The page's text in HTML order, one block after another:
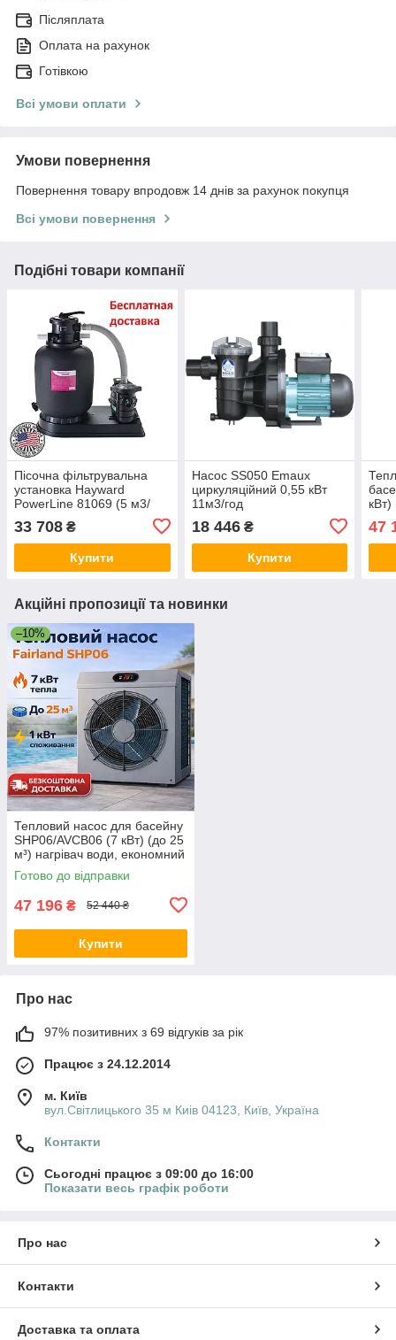
Післяплата
Оплата на рахунок
Готівкою
Всі умови оплати
Умови повернення
Повернення товару впродовж 14 днів за рахунок покупця
Всі умови повернення
Подібні товари компанії
Пісочна фільтрувальна
установка Hayward
PowerLine 81069 (5 м3/
33 708 ₴
Купити
Насос SS050 Emaux
циркуляційний 0,55 кВт
11м3/год
18 446₴
Купити
кВт)
47
Акційні пропозиції та новинки
–10%
Тепловий насос для басейну
SHP06/AVCB06 (7 кВт) (до 25
м³) нагрівач води, економний
нагрів води в басейні
Готово до відправки
47 196 ₴ 52 440 ₴
Купити
Про нас
97% позитивних з 69 відгуків за рік
Працює з 24.12.2014
м. Київ
вул.Світлицького 35 м Киів 04123, Київ, Україна
Контакти
Сьогодні працює з 09:00 до 16:00
Показати весь графік роботи
Про нас
Контакти
Доставка та оплата